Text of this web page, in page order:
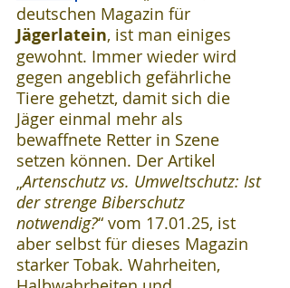
deutschen Magazin für
Jägerlatein, ist man einiges
gewohnt. Immer wieder wird
gegen angeblich gefährliche
Tiere gehetzt, damit sich die
Jäger einmal mehr als
bewaffnete Retter in Szene
setzen können. Der Artikel
„Artenschutz vs. Umweltschutz: Ist
der strenge Biberschutz
notwendig?“ vom 17.01.25, ist
aber selbst für dieses Magazin
starker Tobak. Wahrheiten,